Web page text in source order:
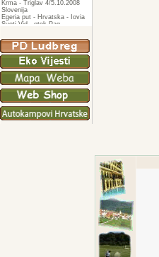
Krma - Triglav 4/5.10.2008
Slovenija
Egeria put - Hrvatska - Iovia
Sveti Vid - otok Pag
ZIR
Podkilavac-Mudna dol-Hahlići-
Kolac-Podki